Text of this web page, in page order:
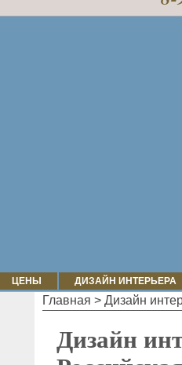
ЦЕНЫ
ДИЗАЙН ИНТЕРЬЕРА
Главная > Дизайн
Дизайн